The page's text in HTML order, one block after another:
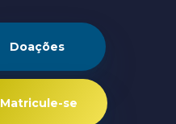
Doações
Matricule-se